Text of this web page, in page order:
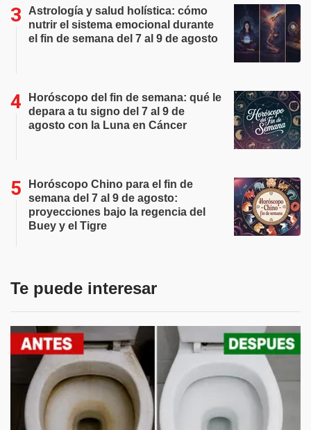
Astrología y salud holística: cómo
nutrir el sistema emocional durante
el fin de semana del 7 al 9 de agosto
Horóscopo del fin de semana: qué le
depara a tu signo del 7 al 9 de
agosto con la Luna en Cáncer
Horóscopo Chino para el fin de
semana del 7 al 9 de agosto:
proyecciones bajo la regencia del
Buey y el Tigre
Te puede interesar